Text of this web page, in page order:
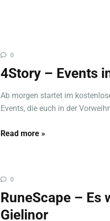
0
4Story – Events
Ab morgen startet im
Events, die euch in der
Read more »
0
RuneScape – Es
Gielinor